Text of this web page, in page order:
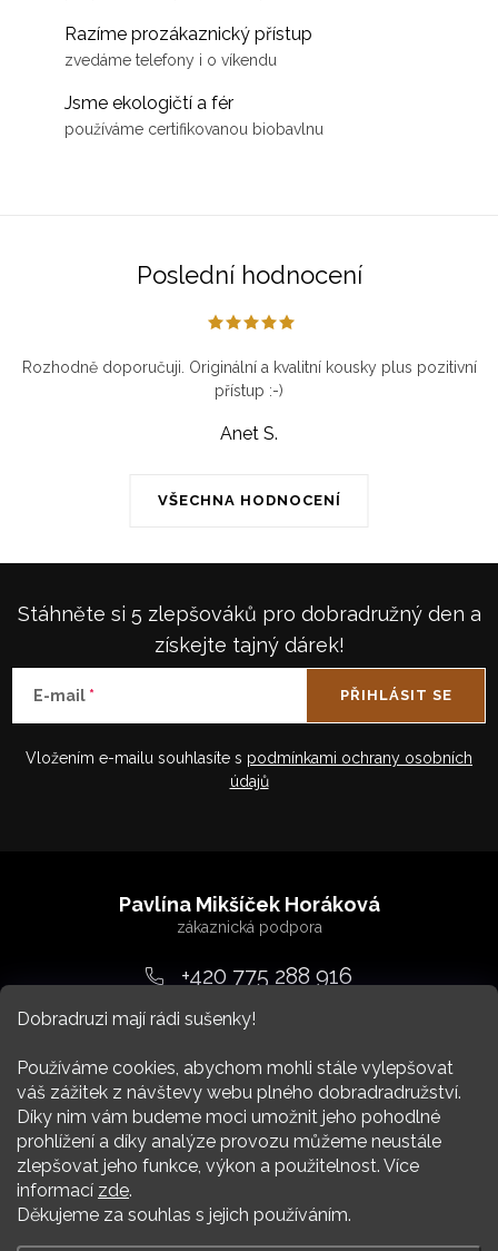
Dobradruzi mají rádi sušenky!
Používáme cookies, abychom mohli stále vylepšovat
váš zážitek z návštevy webu plného dobradradružství.
Díky nim vám budeme moci umožnit jeho pohodlné
prohlížení a díky analýze provozu můžeme neustále
zlepšovat jeho funkce, výkon a použitelnost. Více
informací zde.
Děkujeme za souhlas s jejich používáním.
Razíme prozákaznický přístup
zvedáme telefony i o víkendu
Jsme ekologičtí a fér
používáme certifikovanou biobavlnu
Poslední hodnocení
VŠECHNA HODNOCENÍ
Rozhodně doporučuji. Originální a kvalitní kousky plus pozitivní
přístup :-)
Anet S.
Stáhněte si 5 zlepšováků pro dobradružný den a
získejte tajný dárek!
E-mail
Vložením e-mailu souhlasíte s podmínkami ochrany osobních
údajů
PŘIHLÁSIT SE
a
Nákup
Více Dobradruha
Pavlína Mikšíček Horáková
+420 775 288 916
srdcem@dobradruh.cz